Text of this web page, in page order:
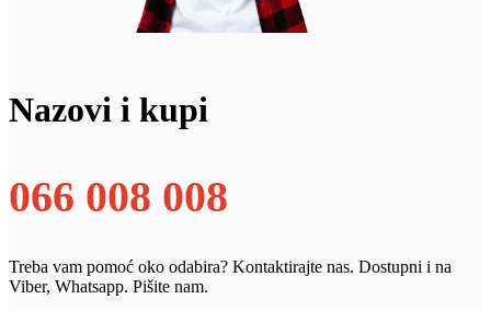
Nazovi i kupi
066 008 008
Treba vam pomoć oko odabira? Kontaktirajte nas. Dostupni i na
Viber, Whatsapp. Pišite nam.